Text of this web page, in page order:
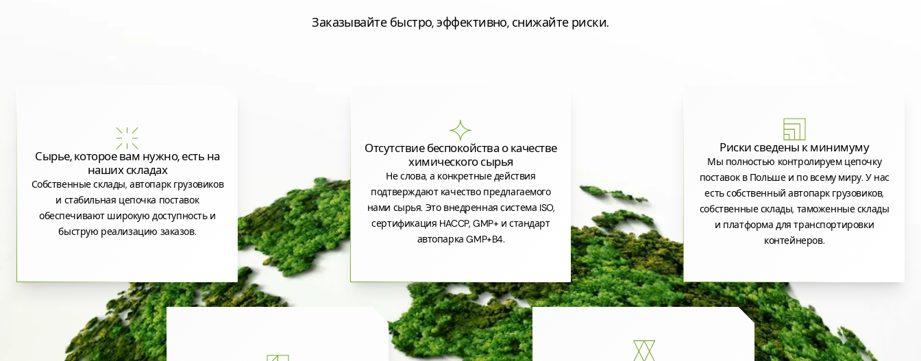
Заказывайте быстро, эффективно, снижайте риски.
Сырье, которое вам нужно, есть на
наших складах
Собственные склады, автопарк грузовиков
и стабильная цепочка поставок
обеспечивают широкую доступность и
быструю реализацию заказов.
Отсутствие беспокойства о качестве
химического сырья
Не слова, а конкретные действия
подтверждают качество предлагаемого
нами сырья. Это внедренная система ISO,
сертификация HACCP, GMP+ и стандарт
автопарка GMP+B4.
Риски сведены к минимуму
Мы полностью контролируем цепочку
поставок в Польше и по всему миру. У нас
есть собственный автопарк грузовиков,
собственные склады, таможенные склады
и платформа для транспортировки
контейнеров.